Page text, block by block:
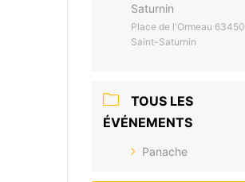
Saturnin
Place de l'Ormeau 63450
Saint-Saturnin
TOUS LES
ÉVÉNEMENTS
Panache